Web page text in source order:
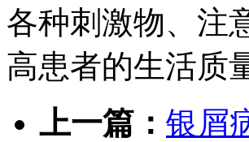
各种刺激物、注
高患者的生活质
上一篇： 银屑